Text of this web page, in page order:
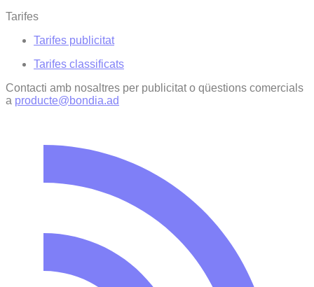
Tarifes
Tarifes publicitat
Tarifes classificats
Contacti amb nosaltres per publicitat o qüestions comercials
a producte@bondia.ad